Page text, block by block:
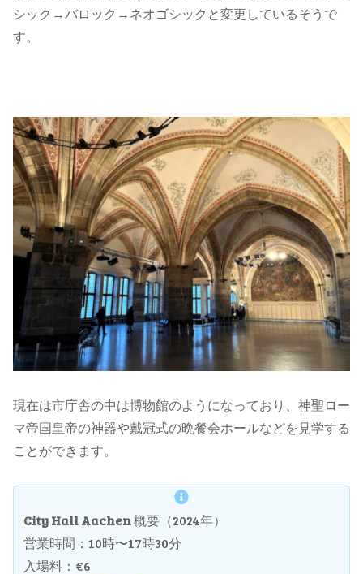
シック→バロック→ネオゴシックと変更しているそうで
す。
現在は市庁舎の中は博物館のようになっており、神聖ロー
マ帝国皇帝の神器や戴冠式の晩餐会ホールなどを見学する
ことができます。
City Hall Aachen概要（2024年）
営業時間：10時〜17時30分
入場料：€6